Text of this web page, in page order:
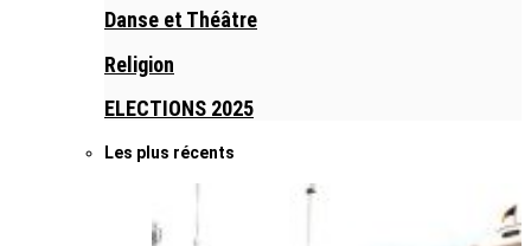
Danse et Théâtre
Religion
ELECTIONS 2025
Les plus récents